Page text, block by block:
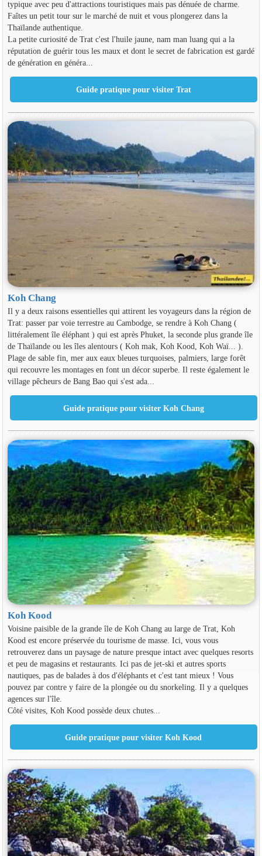
typique avec peu d'attractions touristiques mais pas dénuée de charme.
Faîtes un petit tour sur le marché de nuit et vous plongerez dans la
Thaïlande authentique.
La petite curiosité de Trat c'est l'huile jaune, nam man luang qui a la
réputation de guérir tous les maux et dont le secret de fabrication est gardé
de génération en généra...
Koh Chang
Il y a deux raisons essentielles qui attirent les voyageurs dans la région de
Trat: passer par voie terrestre au Cambodge, se rendre à Koh Chang (
littéralement île éléphant ) qui est après Phuket, la seconde plus grande île
de Thaïlande ou les îles alentours ( Koh mak, Koh Kood, Koh Waï... ).
Plage de sable fin, mer aux eaux bleues turquoises, palmiers, large forêt
qui recouvre les montages en font un décor superbe. Il reste également le
village pêcheurs de Bang Bao qui s'est ada...
Koh Kood
Voisine paisible de la grande île de Koh Chang au large de Trat, Koh
Kood est encore préservée du tourisme de masse. Ici, vous vous
retrouverez dans un paysage de nature presque intact avec quelques resorts
et peu de magasins et restaurants. Ici pas de jet-ski et autres sports
nautiques, pas de balades à dos d'éléphants et c'est tant mieux ! Vous
pouvez par contre y faire de la plongée ou du snorkeling. Il y a quelques
agences sur l'île.
Côté visites, Koh Kood possède deux chutes...